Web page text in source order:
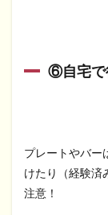
⑥自宅で
プレートやバー
けたり（経験済
注意！